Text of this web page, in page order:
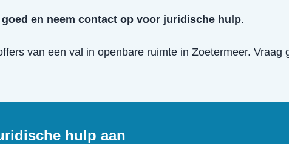
en neem contact op voor juridische hulp.
van een val in openbare ruimte in Zoetermeer. Vraag
hulp aan